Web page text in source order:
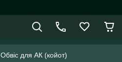
Обвіс для АК (койот)